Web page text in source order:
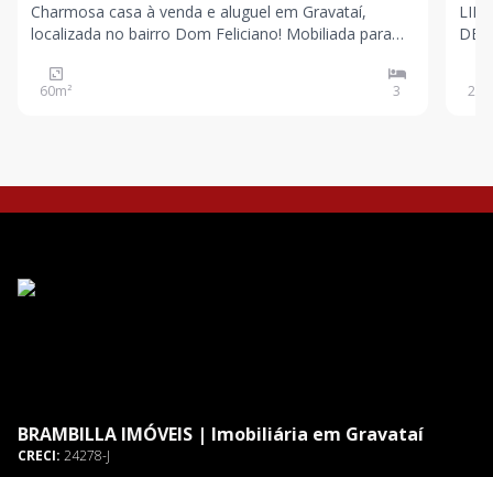
Charmosa casa à venda e aluguel em Gravataí,
localizada no bairro Dom Feliciano! Mobiliada para
Gravataí com amplo terreno e excelente localização,
esta é uma ótima oportunidade. O imóvel possui 560
60m² 3
DE
260
BRAMBILLA IMÓVEIS | Imobiliária em Gravataí
CRECI: 24278-J